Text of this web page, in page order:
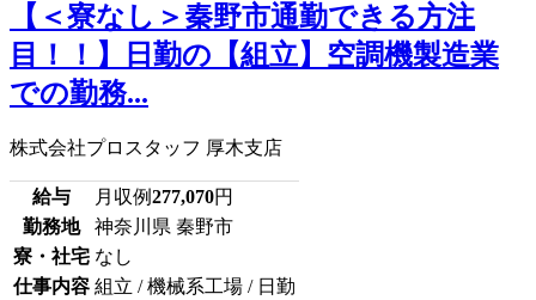
【＜寮なし＞秦野市通勤できる方注
目！！】日勤の【組立】空調機製造業
での勤務...
株式会社プロスタッフ 厚木支店
給与 月収例277,070円
勤務地
神奈川県 秦野市
寮・社宅 なし
仕事内容 組立 / 機械系工場 / 日勤